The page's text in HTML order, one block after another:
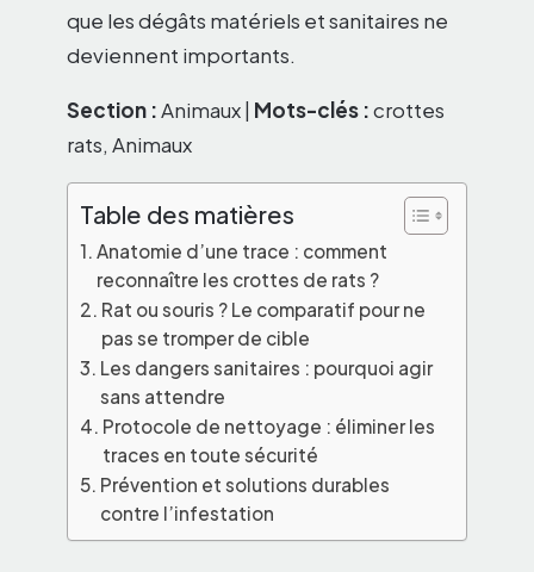
que les dégâts matériels et sanitaires ne
deviennent importants.
Section :Animaux | Mots-clés :crottes
rats, Animaux
Table des matières
Anatomie d’une trace : comment
reconnaître les crottes de rats ?
Rat ou souris ? Le comparatif pour ne
pas se tromper de cible
Les dangers sanitaires : pourquoi agir
sans attendre
Protocole de nettoyage : éliminer les
traces en toute sécurité
Prévention et solutions durables
contre l’infestation